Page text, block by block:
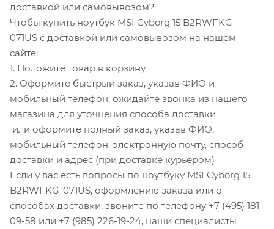
доставкой или самовывозом?
Чтобы купить ноутбук MSI Cyborg 15 B2RWFKG-
071US с доставкой или самовывозом на нашем
сайте:
1. Положите товар в корзину
2. Оформите быстрый заказ, указав ФИО и
мобильный телефон, ожидайте звонка из нашего
магазина для уточнения способа доставки
или оформите полный заказ, указав ФИО,
мобильный телефон, электронную почту, способ
доставки и адрес (при доставке курьером)
Если у вас есть вопросы по ноутбуку MSI Cyborg 15
B2RWFKG-071US, оформлению заказа или о
способах доставки, звоните по телефону +7 (495) 181-
09-58 или +7 (985) 226-19-24, наши специалисты